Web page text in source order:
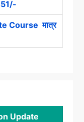
Course मात्र
Update